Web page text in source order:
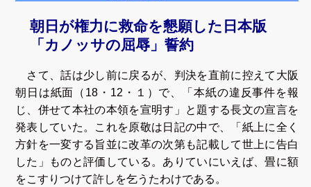
朝日が権力に救命を懇願した日本版
「カノッサの屈辱」誓約
さて、話は少し前に戻るが、判決を直前に控えて大阪
朝日は紙面（18・12・１）で、「本紙の違反事件を報
じ、併せて本社の本領を宣明す」と題する長文の宣言を
発表していた。これを原敬は日記の中で、「紙上に全く
方針を一変する旨並に改革の次第も記載して世上に告白
した」ものと評価している。ありていにいえば、畳に額
をこすりつけて許しを乞うたわけである。